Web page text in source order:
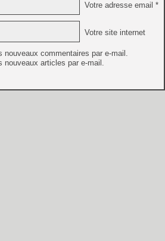
Votre adresse email *
Votre site internet
nouveaux commentaires par e-mail.
nouveaux articles par e-mail.